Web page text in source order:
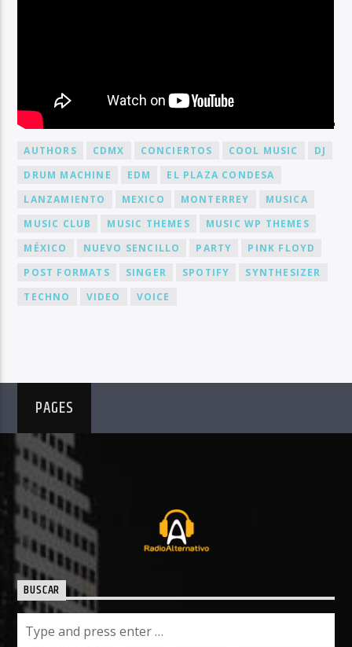
BY TAG
AUTHORS CDMX CONCIERTOS COOL MUSIC
DJ
DRUM MACHINE
EDM
EL PLAZA CONDESA
LANZAMIENTO
MEXICO MONTERREY
MUSICA
MUSIC CLUB
MUSIC THEMES
MUSIC WP THEMES
MÉXICO
NUEVO SENCILLO PARTY
PINK FLOYD
POST FORMATS
SINGER SPOTIFY
SYNTHESIZER
TECHNO
VIDEO VOICE
PAGES
BUSCAR